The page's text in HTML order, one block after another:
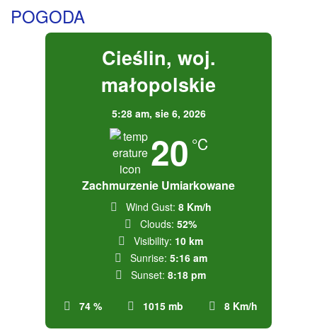
POGODA
Cieślin, woj.
małopolskie
5:28 am, sie 6, 2026
20 °C
Zachmurzenie Umiarkowane
74 % 1015 mb 8 Km/h
Wind Gust: 8 Km/h
Clouds: 52%
Visibility: 10 km
Sunrise: 5:16 am
Sunset: 8:18 pm